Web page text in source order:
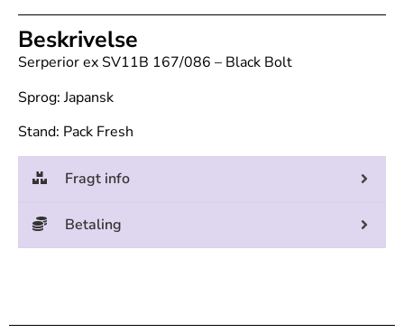
Beskrivelse
Serperior ex SV11B 167/086 – Black Bolt
Sprog: Japansk
Stand: Pack Fresh
Fragt info
Betaling